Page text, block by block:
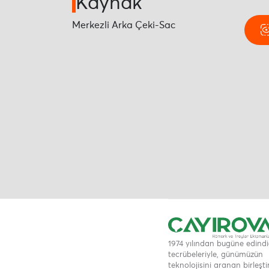
Merkezli Arka Çeki-Sac
1974 yılından bugüne
tecrübeleriyle, günümüzün
teknolojisini aranan